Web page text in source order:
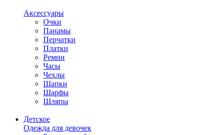
Аксессуары
Очки
Панамы
Перчатки
Платки
Ремни
Часы
Чехлы
Шапки
Шарфы
Шляпы
Детское
Одежда для девочек